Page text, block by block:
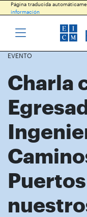
Página traducida
información
EVENTO
Charla